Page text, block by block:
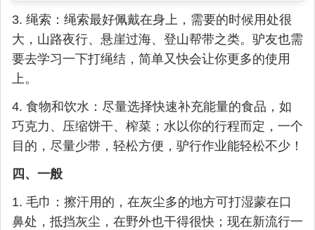
3. 绳索：绳索最好佩戴在身上，需要的时候用处很
大，山路夜行、悬崖过海、登山帮带之类。驴友也需
要去学习一下打绳结，简单又快会让你更多的使用
上。
4. 食物和饮水：尽量选择快速补充能量的食品，如
巧克力、压缩饼干、榨菜；水以你的行程而定，一个
目的，尽量少带，轻松方便，驴行作业能轻松不少！
四、一般
1. 毛巾：擦汗用的，在灰尘多的地方可打湿蒙在口
鼻处，抵挡灰尘，在野外也干得很快；现在新流行一